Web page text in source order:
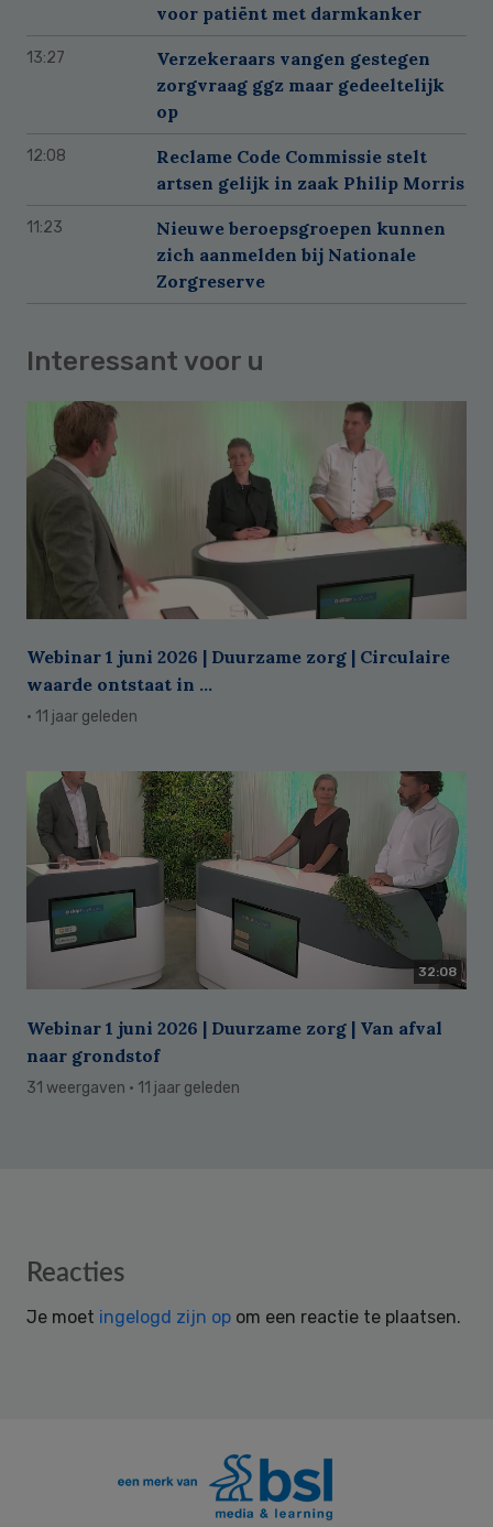
voor patiënt met darmkanker
13:27
Verzekeraars vangen gestegen
zorgvraag ggz maar gedeeltelijk
op
12:08
Reclame Code Commissie stelt
artsen gelijk in zaak Philip Morris
11:23
Nieuwe beroepsgroepen kunnen
zich aanmelden bij Nationale
Zorgreserve
Interessant voor u
Webinar 1 juni 2026 | Duurzame zorg | Circulaire
waarde ontstaat in ...
· 11 jaar geleden
32:08
Webinar 1 juni 2026 | Duurzame zorg | Van afval
naar grondstof
31 weergaven · 11 jaar geleden
Reader
Reacties
Je moet ingelogd zijn op om een reactie te plaatsen.